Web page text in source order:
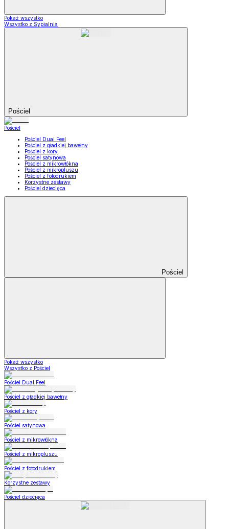
Pokaż wszystko
Wszystko z Sypialnia
Pościel
Pościel
Pościel Dual Feel
Pościel z gładkiej bawełny
Pościel z kory
Pościel satynowa
Pościel z mikrowłókna
Pościel z mikropluszu
Pościel z fotodrukiem
Korzystne zestawy
Pościel dziecięca
Pościel
Pokaż wszystko
Wszystko z Pościel
Pościel Dual Feel
Pościel z gładkiej bawełny
Pościel z kory
Pościel satynowa
Pościel z mikrowłókna
Pościel z mikropluszu
Pościel z fotodrukiem
Korzystne zestawy
Pościel dziecięca